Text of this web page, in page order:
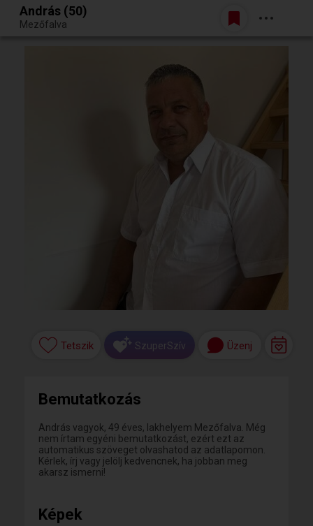
Egy jó randiból bármi lehet.
Belépés
András (50)
Mezőfalva
Tetszik SzuperSzív Üzenj
Bemutatkozás
András vagyok, 49 éves, lakhelyem Mezőfalva. Még
nem írtam egyéni bemutatkozást, ezért ezt az
automatikus szöveget olvashatod az adatlapomon.
Kérlek, írj vagy jelölj kedvencnek, ha jobban meg
akarsz ismerni!
Képek